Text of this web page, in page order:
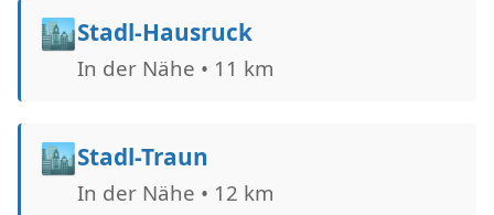
🏙️Stadl-Hausruck
In der Nähe • 11 km
🏙️Stadl-Traun
In der Nähe • 12 km